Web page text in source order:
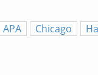
APA Chicago